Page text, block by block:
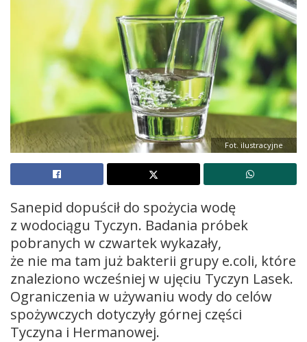
Fot. ilustracyjne
Sanepid dopuścił do spożycia wodę
z wodociągu Tyczyn. Badania próbek
pobranych w czwartek wykazały,
że nie ma tam już bakterii grupy e.coli, które
znaleziono wcześniej w ujęciu Tyczyn Lasek.
Ograniczenia w używaniu wody do celów
spożywczych dotyczyły górnej części
Tyczyna i Hermanowej.